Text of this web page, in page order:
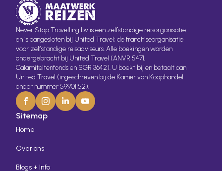
Never Stop Travelling bv is een zelfstandige reisorganisatie
en is aangesloten bij United Travel; de franchiseorganisatie
voor zelfstandige reisadviseurs. Alle boekingen worden
ondergebracht bij United Travel (ANVR 5471,
Calamiteitenfonds en SGR 3642). U boekt bij en betaalt aan
United Travel (ingeschreven bij de Kamer van Koophandel
onder nummer 59901152).
Sitemap
Home
Over ons
Blogs + Info